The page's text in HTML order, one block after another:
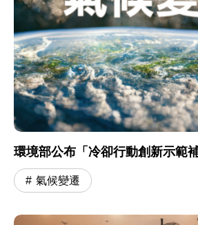
環境部公布「冷卻行動創新示範補
氣候變遷